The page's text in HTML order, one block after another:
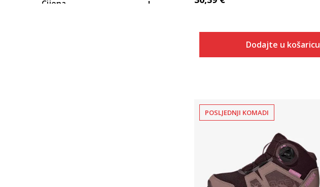
Cijena
Dodajte u košaricu
Uporedi
POSLJEDNJI KOMADI